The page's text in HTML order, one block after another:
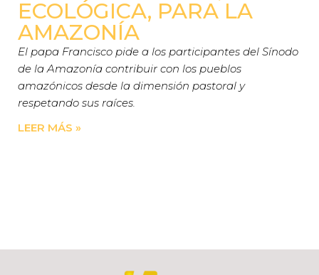
ECOLÓGICA, PARA LA
AMAZONÍA
El papa Francisco pide a los participantes del Sínodo
de la Amazonía contribuir con los pueblos
amazónicos desde la dimensión pastoral y
respetando sus raíces.
LEER MÁS »